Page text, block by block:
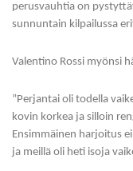
perusvauhtia on
sunnuntain kilpailussa
Valentino Rossi myönsi
”Perjantai oli todella
kovin korkea ja silloin
Ensimmäinen harjoitus
ja meillä oli heti isoja